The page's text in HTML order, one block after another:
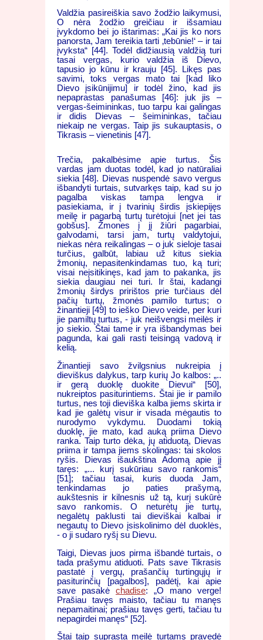
Valdžia pasireiškia savo žodžio laikymusi,
O nėra žodžio greičiau ir išsamiau
įvykdomo bei jo ištarimas: „Kai jis ko nors
panorsta, Jam tereikia tarti ‚tebūnie!‘ – ir tai
įvyksta“ [44]. Todėl didžiausią valdžią turi
tasai vergas, kurio valdžia iš Dievo,
tapusio jo kūnu ir krauju [45]. Likęs pas
savimi, toks vergas mato tai [kad liko
Dievo įsikūnijimu] ir todėl žino, kad jis
nepaprastas panašumas [46]: juk jis –
vergas-šeimininkas, tuo tarpu kai galingas
ir didis Dievas – šeimininkas, tačiau
niekaip ne vergas. Taip jis sukauptasis, o
Tikrasis – vienetinis [47].
Trečia, pakalbėsime apie turtus. Šis
vardas jam duotas todėl, kad jo natūraliai
siekia [48]. Dievas nuspendė savo vergus
išbandyti turtais, sutvarkęs taip, kad su jo
pagalba viskas tampa lengva ir
pasiekiama, ir į tvarinių širdis įskiepijęs
meilę ir pagarbą turtų turėtojui [net jei tas
gobšus]. Žmones į jį žiūri pagarbiai,
galvodami, tarsi jam, turtų valdytojui,
niekas nėra reikalingas – o juk sieloje tasai
turčius, galbūt, labiau už kitus siekia
žmonių, nepasitenkindamas tuo, ką turi;
visai neįsitikinęs, kad jam to pakanka, jis
siekia daugiau nei turi. Ir štai, kadangi
žmonių širdys pririštos prie turčiaus dėl
pačių turtų, žmonės pamilo turtus; o
žinantieji [49] to ieško Dievo veide, per kuri
jie pamiltų turtus, - juk neišvengsi meilės ir
jo siekio. Štai tame ir yra išbandymas bei
pagunda, kai gali rasti teisingą vadovą ir
kelią.
Žinantieji savo žvilgsnius nukreipia į
dieviškus dalykus, tarp kurių Jo kalbos: „..
ir gerą duoklę duokite Dievui“ [50],
nukreiptos pasiturintiems. Štai jie ir pamilo
turtus, nes toji dieviška kalba jiems skirta ir
kad jie galėtų visur ir visada mėgautis to
nurodymo vykdymu. Duodami tokią
duoklę, jie mato, kad auką priima Dievo
ranka. Taip turto dėka, jų atiduotą, Dievas
priima ir tampa jiems skolingas: tai skolos
ryšis. Dievas išaukština Adomą apie jį
taręs: „... kurį sukūriau savo rankomis“
[51]; tačiau tasai, kuris duoda Jam,
tenkindamas jo paties prašymą,
aukštesnis ir kilnesnis už tą, kurį sukūrė
savo rankomis. O neturėtų jie turtų,
negalėtų paklusti tai dieviškai kalbai ir
negautų to Dievo įsiskolinimo dėl duoklės,
- o ji sudaro ryšį su Dievu.
Taigi, Dievas juos pirma išbandė turtais, o
tada prašymu atiduoti. Pats save Tikrasis
pastatė į vergų, prašančių turtingųjų ir
pasiturinčių [pagalbos], padėtį, kai apie
save pasakė chadise: „O mano verge!
Prašiau tavęs maisto, tačiau tu manęs
nepamaitinai; prašiau tavęs gerti, tačiau tu
nepagirdei manęs“ [52].
Štai taip suprasta meilė turtams pravedė